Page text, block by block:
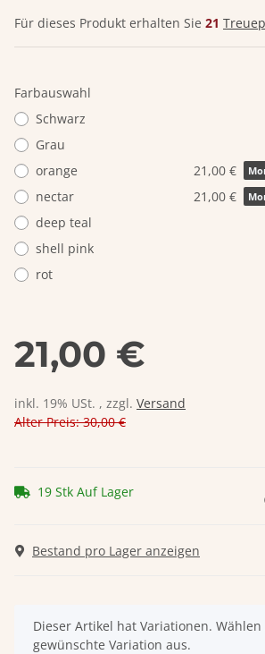
Für dieses Produkt erhalten Sie 21
Farbauswahl
Schwarz
Grau
orange
21,00 €
nectar 21,00 €
deep teal
shell pink
rot
21,00 €
inkl. 19% USt. , zzgl. Versand
Alter Preis: 30,00 €
19 Stk Auf Lager
Bestand pro Lager anzeigen
x
Dieser Artikel hat Variationen.
gewünschte Variation aus.